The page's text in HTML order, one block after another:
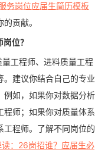
务岗位应届生简历模板
贡献。
位？
工程师、进料质量工程
。建议你结合自己的专业
例如，如果你对数据分析
程师；如果你对质量体系
工程师。了解不同岗位的
：26岗招谁？应届生必